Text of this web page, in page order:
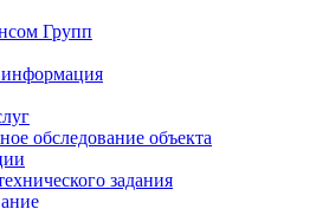
Групп
информация
обследование объекта
задания